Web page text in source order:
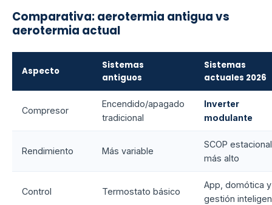
Comparativa: aerotermia antigua vs
aerotermia actual
Aspecto
Sistemas
antiguos
Sistemas
actuales 2026
Compresor
Encendido/apagado
tradicional
Inverter
modulante
Rendimiento Más variable
SCOP estacional
más alto
Control Termostato básico
App, domótica y
gestión